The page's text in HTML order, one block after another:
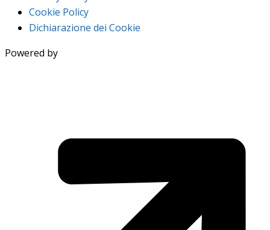
Cookie Policy
Dichiarazione dei Cookie
Powered by